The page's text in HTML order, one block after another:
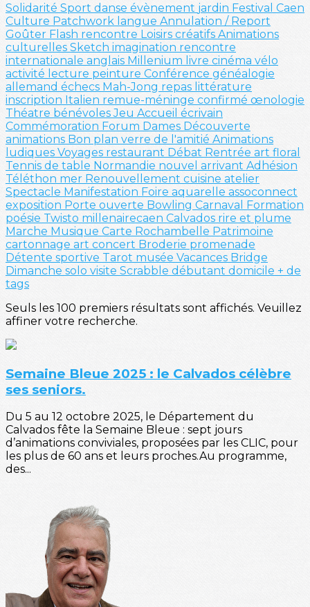
Solidarité Sport danse évènement jardin Festival Caen
Culture Patchwork langue Annulation / Report
Goûter Flash rencontre Loisirs créatifs Animations
culturelles Sketch imagination rencontre
internationale anglais Millenium livre cinéma vélo
activité lecture peinture Conférence généalogie
allemand échecs Mah-Jong repas littérature
inscription Italien remue-méninge confirmé œnologie
Théatre bénévolesJeu Accueil écrivain
Commémoration Forum Dames Découverte
animations Bon plan verre de l'amitié Animations
ludiques Voyages restaurant Débat Rentrée art floral
Tennis de table Normandie nouvel arrivant Adhésion
Téléthon mer Renouvellement cuisine atelier
Spectacle Manifestation Foire aquarelle assoconnect
exposition Porte ouverte Bowling Carnaval Formation
poésie Twisto millenairecaen Calvados rire et plume
Marche Musique Carte Rochambelle Patrimoine
cartonnage art concert Broderie promenade
Détente sportive Tarot musée Vacances Bridge
Dimanche solo visite Scrabble débutant domicile + de
tags
Seuls les 100 premiers résultats sont affichés. Veuillez
affiner votre recherche.
Semaine Bleue 2025 : le Calvados célèbre
ses seniors.
Du 5 au 12 octobre 2025, le Département du
Calvados fête la Semaine Bleue : sept jours
d’animations conviviales, proposées par les CLIC, pour
les plus de 60 ans et leurs proches.Au programme,
des...